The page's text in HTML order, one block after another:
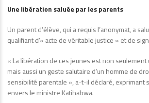
Une libération saluée par les parents
Un parent d’élève, qui a requis l’anonymat, a
qualifiant d’« acte de véritable justice » et de
« La libération de ces jeunes est non seulement
mais aussi un geste salutaire d’un homme de
sensibilité parentale », a-t-il déclaré, exprimant
envers le ministre Katihabwa.